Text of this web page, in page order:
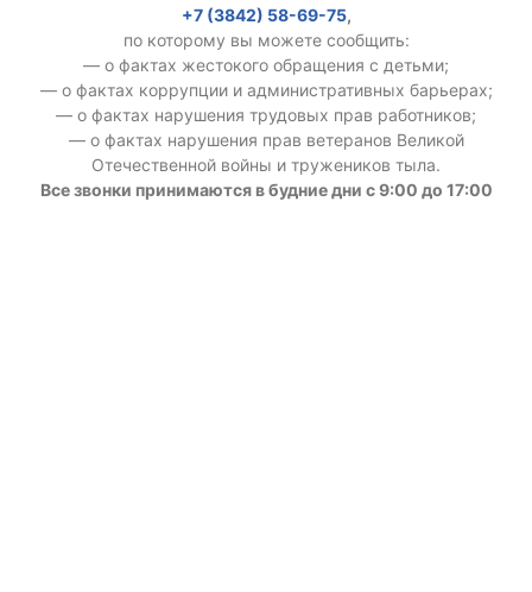
+7 (3842) 58-69-75,
по которому вы можете сообщить:
— о фактах жестокого обращения с детьми;
— о фактах коррупции и административных барьерах;
— о фактах нарушения трудовых прав работников;
— о фактах нарушения прав ветеранов Великой
Отечественной войны и тружеников тыла.
Все звонки принимаются в будние дни с 9:00 до 17:00